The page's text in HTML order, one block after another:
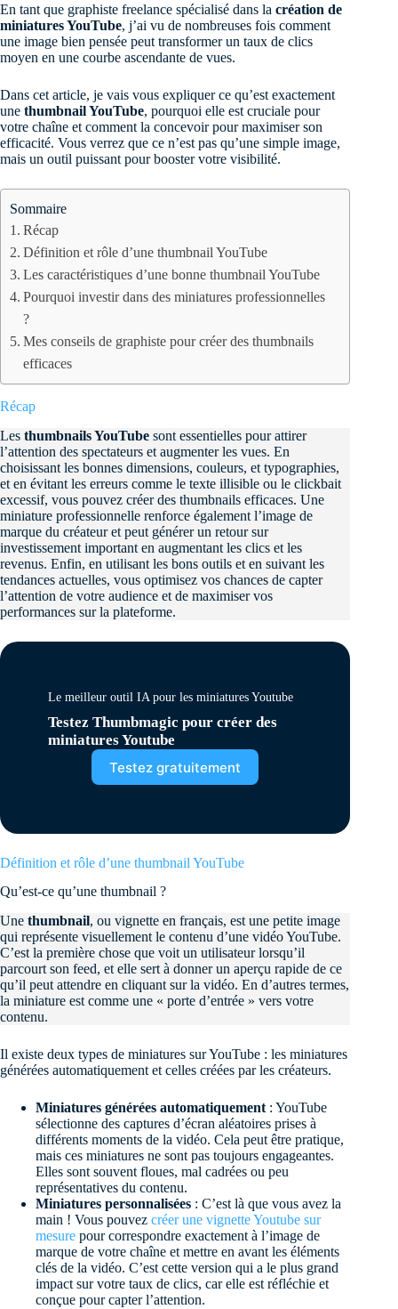
En tant que graphiste freelance spécialisé dans la création de
miniatures YouTube, j’ai vu de nombreuses fois comment
une image bien pensée peut transformer un taux de clics
moyen en une courbe ascendante de vues.
Dans cet article, je vais vous expliquer ce qu’est exactement
une thumbnail YouTube, pourquoi elle est cruciale pour
votre chaîne et comment la concevoir pour maximiser son
efficacité. Vous verrez que ce n’est pas qu’une simple image,
mais un outil puissant pour booster votre visibilité.
Sommaire
Récap
Définition et rôle d’une thumbnail YouTube
Les caractéristiques d’une bonne thumbnail YouTube
Pourquoi investir dans des miniatures professionnelles
?
Mes conseils de graphiste pour créer des thumbnails
efficaces
Récap
Les thumbnails YouTube sont essentielles pour attirer
l’attention des spectateurs et augmenter les vues. En
choisissant les bonnes dimensions, couleurs, et typographies,
et en évitant les erreurs comme le texte illisible ou le clickbait
excessif, vous pouvez créer des thumbnails efficaces. Une
miniature professionnelle renforce également l’image de
marque du créateur et peut générer un retour sur
investissement important en augmentant les clics et les
revenus. Enfin, en utilisant les bons outils et en suivant les
tendances actuelles, vous optimisez vos chances de capter
l’attention de votre audience et de maximiser vos
performances sur la plateforme.
Le meilleur outil IA pour les miniatures Youtube
Testez Thumbmagic pour créer des
miniatures Youtube
Testez gratuitement
Définition et rôle d’une thumbnail YouTube
Qu’est-ce qu’une thumbnail ?
Une thumbnail, ou vignette en français, est une petite image
qui représente visuellement le contenu d’une vidéo YouTube.
C’est la première chose que voit un utilisateur lorsqu’il
parcourt son feed, et elle sert à donner un aperçu rapide de ce
qu’il peut attendre en cliquant sur la vidéo. En d’autres termes,
la miniature est comme une « porte d’entrée » vers votre
contenu.
Il existe deux types de miniatures sur YouTube : les miniatures
générées automatiquement et celles créées par les créateurs.
Miniatures générées automatiquement : YouTube
sélectionne des captures d’écran aléatoires prises à
différents moments de la vidéo. Cela peut être pratique,
mais ces miniatures ne sont pas toujours engageantes.
Elles sont souvent floues, mal cadrées ou peu
représentatives du contenu.
Miniatures personnalisées : C’est là que vous avez la
main ! Vous pouvez créer une vignette Youtube sur
mesure pour correspondre exactement à l’image de
marque de votre chaîne et mettre en avant les éléments
clés de la vidéo. C’est cette version qui a le plus grand
impact sur votre taux de clics, car elle est réfléchie et
conçue pour capter l’attention.